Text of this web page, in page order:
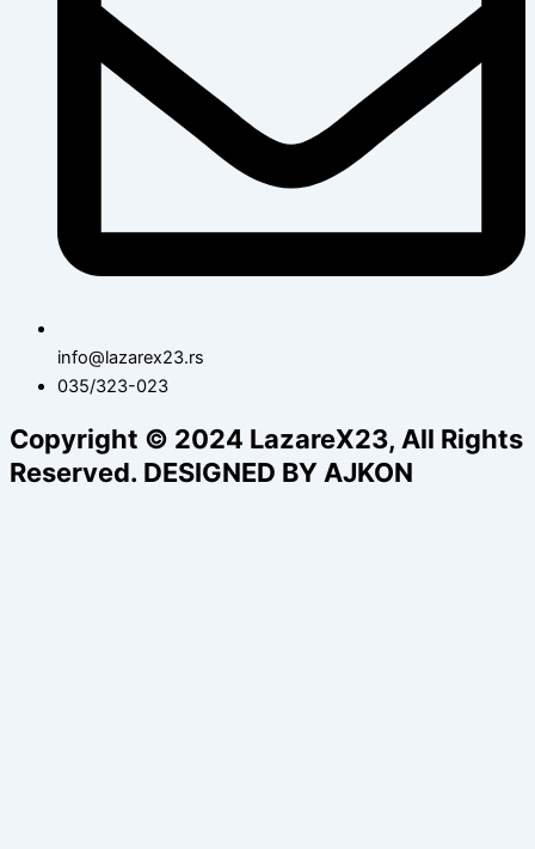
info@lazarex23.rs
035/323-023
Copyright © 2024 LazareX23, All Rights
Reserved. DESIGNED BY AJKON